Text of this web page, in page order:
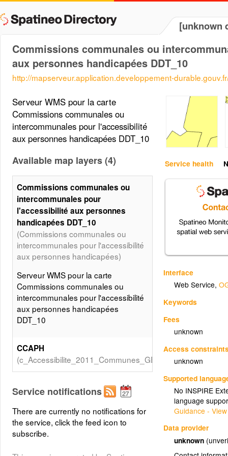
[unknown
Commissions communales ou
aux personnes handicapées DDT_10
http://mapserveur.application.developpement-
Service health
Interface
Web Service,
Keywords
Fees
unknown
Access
unknown
Supported
No INSPIRE
language
Guidance -
Data provider
unknown
Serveur WMS pour la carte
Commissions communales ou
intercommunales pour l'accessibilité
aux personnes handicapées DDT_10
Available map layers (4)
Commissions communales ou
intercommunales pour
l'accessibilité aux personnes
handicapées DDT_10
(Commissions communales ou
intercommunales pour l'accessibilité
aux personnes handicapées)
Serveur WMS pour la carte
Commissions communales ou
intercommunales pour l'accessibilité
aux personnes handicapées
DDT_10
CCAPH
(c_Accessibilite_2011_Communes_GEO_Valeurs_CCAPH)
CIAPH
(c_Accessibilite_2011_EPCI_GEO_Valeurs_CIAPH)
DEPARTEMENT
(c_DEPARTEMENT)
Service notifications
There are currently no notifications for
the service, click the feed icon to
subscribe.